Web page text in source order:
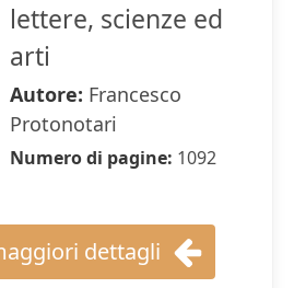
lettere, scienze ed
arti
Autore: Francesco
Protonotari
Numero di pagine: 1092
dettagli